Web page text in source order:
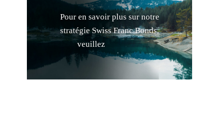
Pour en savoir plus sur notre
stratégie Swiss Franc Bonds,
veuillez i